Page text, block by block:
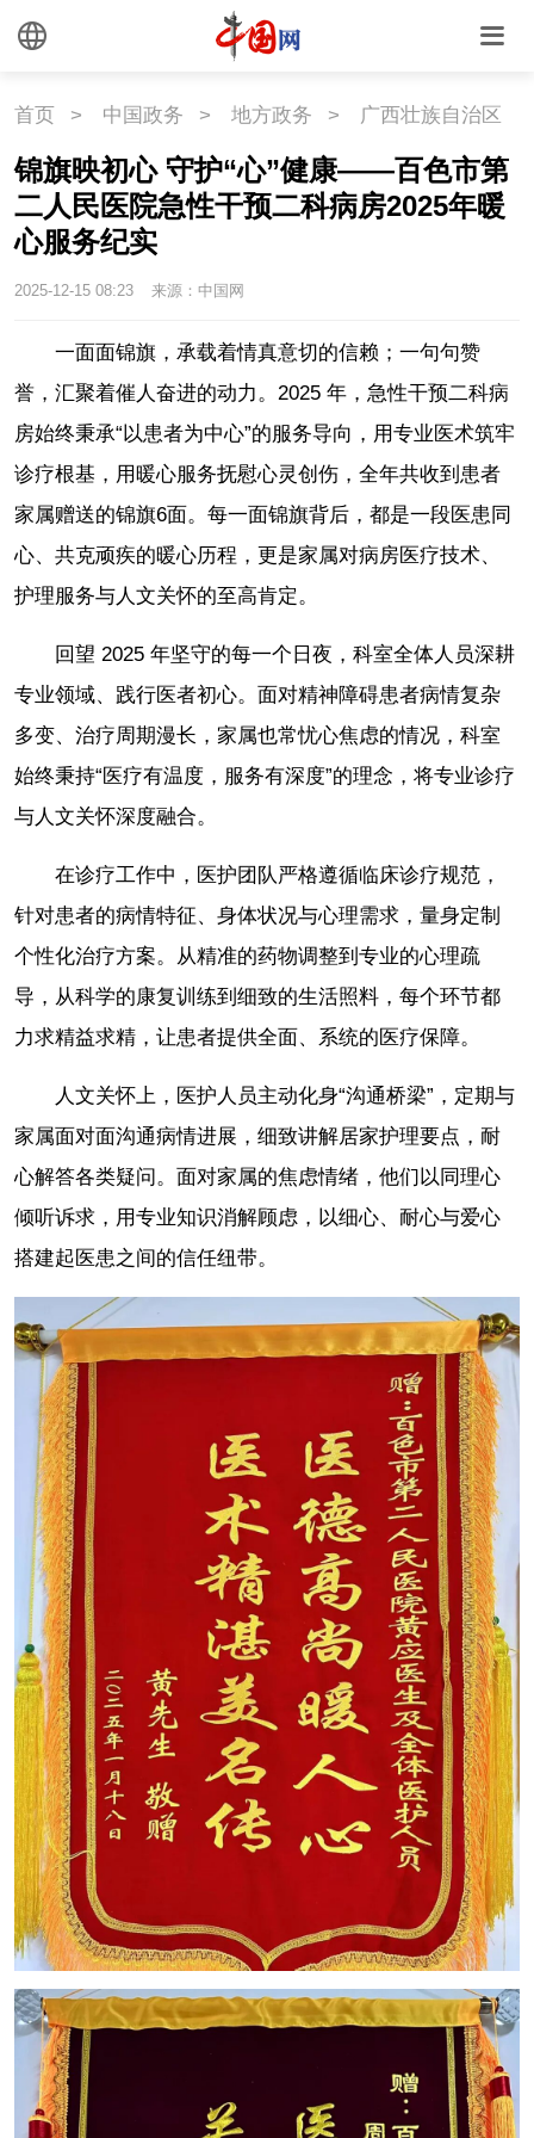
首页 > 中国政务 > 地方政务 > 广西壮族自治区
锦旗映初心 守护“心”健康——百色市第
二人民医院急性干预二科病房2025年暖
心服务纪实
2025-12-15 08:23 来源：中国网
一面面锦旗，承载着情真意切的信赖；一句句赞
誉，汇聚着催人奋进的动力。2025 年，急性干预二科病
房始终秉承“以患者为中心”的服务导向，用专业医术筑牢
诊疗根基，用暖心服务抚慰心灵创伤，全年共收到患者
家属赠送的锦旗6面。每一面锦旗背后，都是一段医患同
心、共克顽疾的暖心历程，更是家属对病房医疗技术、
护理服务与人文关怀的至高肯定。
回望 2025 年坚守的每一个日夜，科室全体人员深耕
专业领域、践行医者初心。面对精神障碍患者病情复杂
多变、治疗周期漫长，家属也常忧心焦虑的情况，科室
始终秉持“医疗有温度，服务有深度”的理念，将专业诊疗
与人文关怀深度融合。
在诊疗工作中，医护团队严格遵循临床诊疗规范，
针对患者的病情特征、身体状况与心理需求，量身定制
个性化治疗方案。从精准的药物调整到专业的心理疏
导，从科学的康复训练到细致的生活照料，每个环节都
力求精益求精，让患者提供全面、系统的医疗保障。
人文关怀上，医护人员主动化身“沟通桥梁”，定期与
家属面对面沟通病情进展，细致讲解居家护理要点，耐
心解答各类疑问。面对家属的焦虑情绪，他们以同理心
倾听诉求，用专业知识消解顾虑，以细心、耐心与爱心
搭建起医患之间的信任纽带。